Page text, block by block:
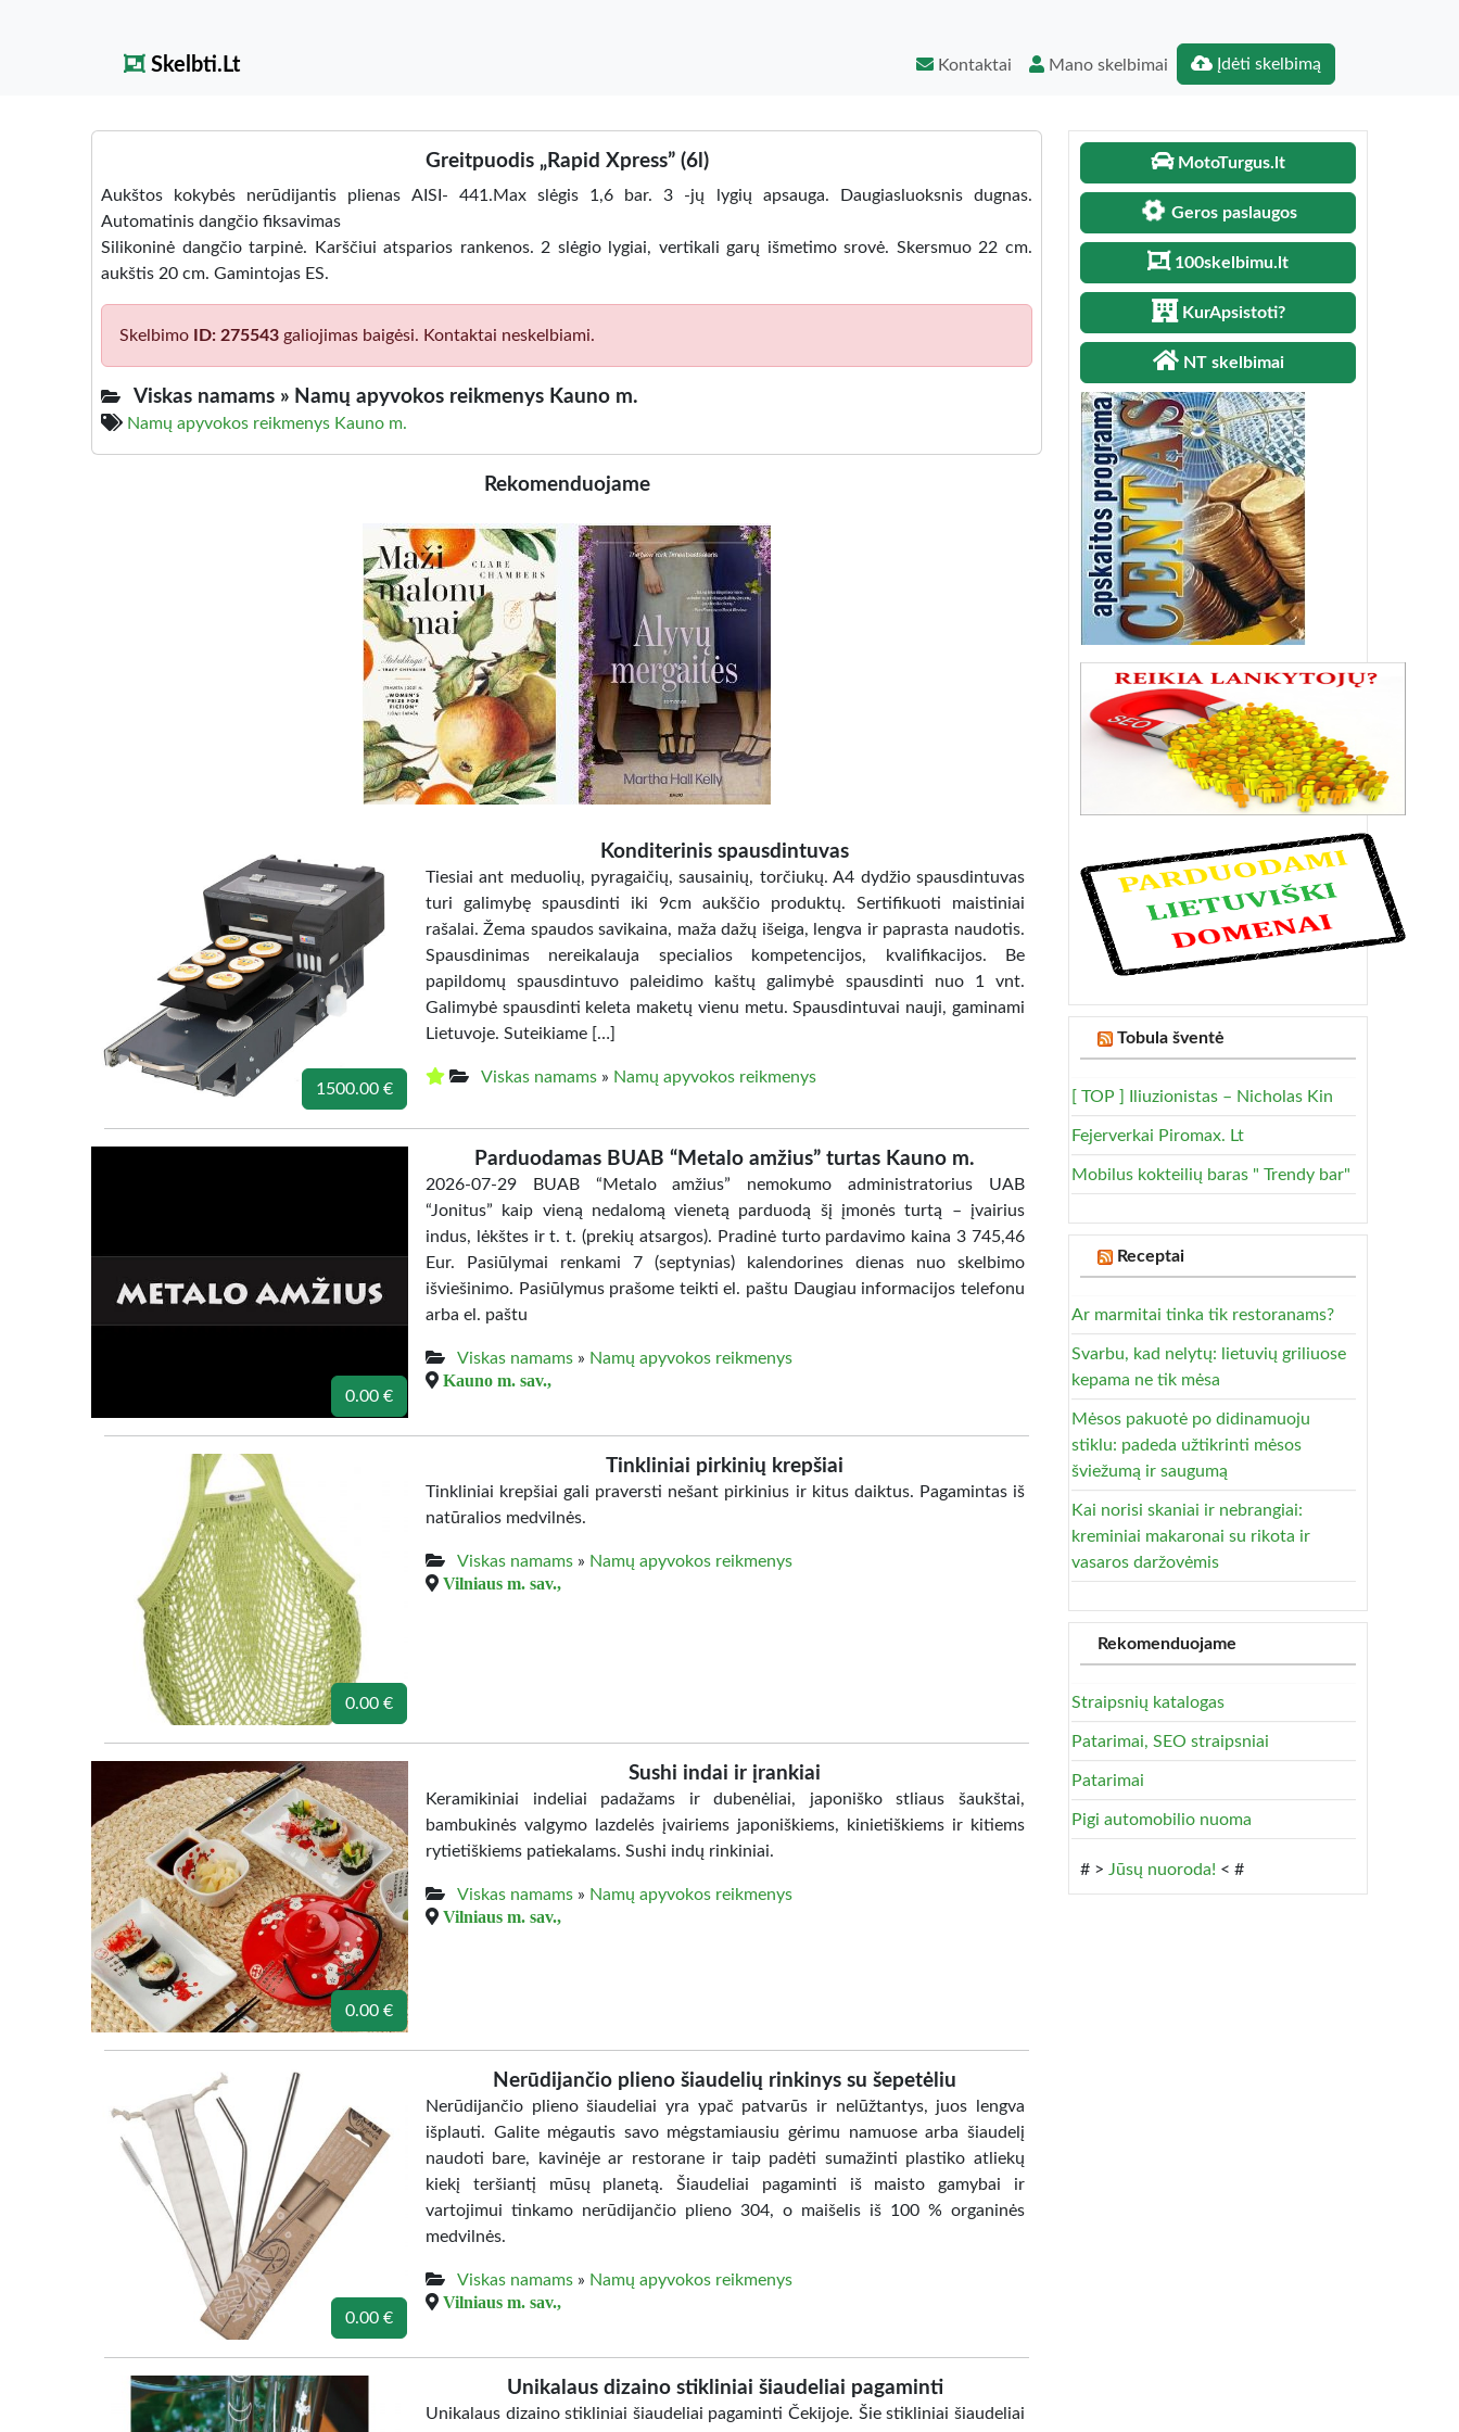
Skelbti.Lt Kontaktai Mano skelbimai Įdėti skelbimą
Greitpuodis „Rapid Xpress” (6l)
Aukštos kokybės nerūdijantis plienas AISI- 441.Max slėgis 1,6 bar. 3 -jų lygių apsauga. Daugiasluoksnis dugnas.
Automatinis dangčio fiksavimas
Silikoninė dangčio tarpinė. Karščiui atsparios rankenos. 2 slėgio lygiai, vertikali garų išmetimo srovė. Skersmuo 22 cm.
aukštis 20 cm. Gamintojas ES.
Skelbimo ID: 275543 galiojimas baigėsi. Kontaktai neskelbiami.
Viskas namams » Namų apyvokos reikmenys Kauno m.
Namų apyvokos reikmenys Kauno m.
Rekomenduojame
1500.00 €
Konditerinis spausdintuvas
Tiesiai ant meduolių, pyragaičių, sausainių, torčiukų. A4 dydžio spausdintuvas
turi galimybę spausdinti iki 9cm aukščio produktų. Sertifikuoti maistiniai
rašalai. Žema spaudos savikaina, maža dažų išeiga, lengva ir paprasta naudotis.
Spausdinimas nereikalauja specialios kompetencijos, kvalifikacijos. Be
papildomų spausdintuvo paleidimo kaštų galimybė spausdinti nuo 1 vnt.
Galimybė spausdinti keleta maketų vienu metu. Spausdintuvai nauji, gaminami
Lietuvoje. Suteikiame […]
Viskas namams» Namų apyvokos reikmenys
0.00 €
Parduodamas BUAB “Metalo amžius” turtas Kauno m.
2026-07-29 BUAB “Metalo amžius” nemokumo administratorius UAB
“Jonitus” kaip vieną nedalomą vienetą parduodą šį įmonės turtą – įvairius
indus, lėkštes ir t. t. (prekių atsargos). Pradinė turto pardavimo kaina 3 745,46
Eur. Pasiūlymai renkami 7 (septynias) kalendorines dienas nuo skelbimo
išviešinimo. Pasiūlymus prašome teikti el. paštu Daugiau informacijos telefonu
arba el. paštu
Viskas namams» Namų apyvokos reikmenys
Kauno m. sav.,
0.00 €
Tinkliniai pirkinių krepšiai
Tinkliniai krepšiai gali praversti nešant pirkinius ir kitus daiktus. Pagamintas iš
natūralios medvilnės.
Viskas namams» Namų apyvokos reikmenys
Vilniaus m. sav.,
0.00 €
Sushi indai ir įrankiai
Keramikiniai indeliai padažams ir dubenėliai, japoniško stliaus šaukštai,
bambukinės valgymo lazdelės įvairiems japoniškiems, kinietiškiems ir kitiems
rytietiškiems patiekalams. Sushi indų rinkiniai.
Viskas namams» Namų apyvokos reikmenys
Vilniaus m. sav.,
0.00 €
Nerūdijančio plieno šiaudelių rinkinys su šepetėliu
Nerūdijančio plieno šiaudeliai yra ypač patvarūs ir nelūžtantys, juos lengva
išplauti. Galite mėgautis savo mėgstamiausiu gėrimu namuose arba šiaudelį
naudoti bare, kavinėje ar restorane ir taip padėti sumažinti plastiko atliekų
kiekį teršiantį mūsų planetą. Šiaudeliai pagaminti iš maisto gamybai ir
vartojimui tinkamo nerūdijančio plieno 304, o maišelis iš 100 % organinės
medvilnės.
Viskas namams» Namų apyvokos reikmenys
Vilniaus m. sav.,
Unikalaus dizaino stikliniai šiaudeliai pagaminti
Unikalaus dizaino stikliniai šiaudeliai pagaminti Čekijoje. Šie stikliniai šiaudeliai
MotoTurgus.lt
Geros paslaugos
100skelbimu.lt
KurApsistoti?
NT skelbimai
Tobula šventė
[ TOP ] Iliuzionistas – Nicholas Kin
Fejerverkai Piromax. Lt
Mobilus kokteilių baras " Trendy bar"
Receptai
Ar marmitai tinka tik restoranams?
Svarbu, kad nelytų: lietuvių griliuose
kepama ne tik mėsa
Mėsos pakuotė po didinamuoju
stiklu: padeda užtikrinti mėsos
šviežumą ir saugumą
Kai norisi skaniai ir nebrangiai:
kreminiai makaronai su rikota ir
vasaros daržovėmis
Rekomenduojame
Straipsnių katalogas
Patarimai, SEO straipsniai
Patarimai
Pigi automobilio nuoma
# > Jūsų nuoroda! < #